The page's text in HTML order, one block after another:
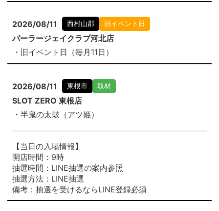
2026/08/11 西村山郡 旧イベント日
パーラージェイクラブ河北店
・旧イベント日（毎月11日）
2026/08/11 東根市 取材
SLOT ZERO 東根店
・半鬼の太鼓（アツ姫）
【当日の入場情報】
開店時間：9時
抽選時間：LINE抽選の案内参照
抽選方法：LINE抽選
備考：抽選を受けるならLINE登録必須